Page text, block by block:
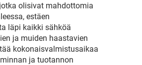
olisivat mahdottomia
estäen
läpi kaikki sähköä
ja muiden haastavien
kokonaisvalmistusaikaa
ja tuotannon